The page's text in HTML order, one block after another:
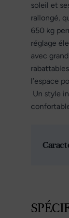
soleil et
rallongé,
650 kg
réglage
avec
l’espace
Un style